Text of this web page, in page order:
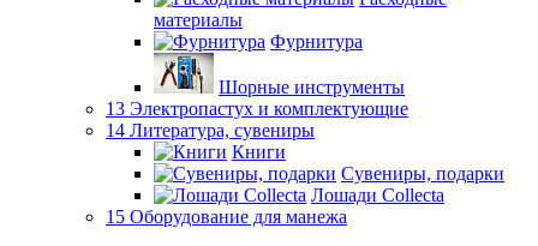
материалы
Фурнитура
Шорные инструменты
13 Электропастух и комплектующие
14 Литература, сувениры
Книги
Сувениры, подарки
Лошади Collecta
15 Оборудование для манежа